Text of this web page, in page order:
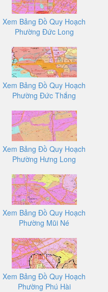
Xem Bảng Đồ Quy Hoạch
Phường Đức Long
Xem Bảng Đồ Quy Hoạch
Phường Đức Thắng
Xem Bảng Đồ Quy Hoạch
Phường Hưng Long
Xem Bảng Đồ Quy Hoạch
Phường Mũi Né
Xem Bảng Đồ Quy Hoạch
Phường Phú Hài